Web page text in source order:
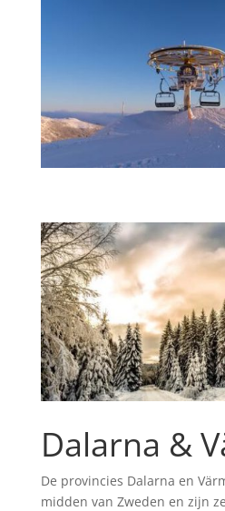
Dalarna &
De provincies Dalarna en
midden van Zweden en zijn